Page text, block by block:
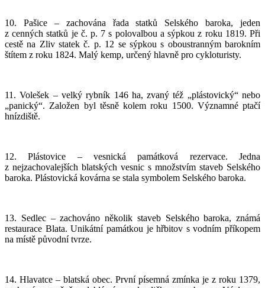
10. Pašice – zachována řada statků Selského baroka, jeden
z cenných statků je č. p. 7 s polovalbou a sýpkou z roku 1819. Při
cestě na Zliv statek č. p. 12 se sýpkou s oboustranným barokním
štítem z roku 1824. Malý kemp, určený hlavně pro cykloturisty.
11. Volešek – velký rybník 146 ha, zvaný též „plástovický“ nebo
„panický“. Založen byl těsně kolem roku 1500. Významné ptačí
hnízdiště.
12. Plástovice – vesnická památková rezervace. Jedna
z nejzachovalejších blatských vesnic s množstvím staveb Selského
baroka. Plástovická kovárna se stala symbolem Selského baroka.
13. Sedlec – zachováno několik staveb Selského baroka, známá
restaurace Blata. Unikátní památkou je hřbitov s vodním příkopem
na místě původní tvrze.
14. Hlavatce – blatská obec. První písemná zmínka je z roku 1379,